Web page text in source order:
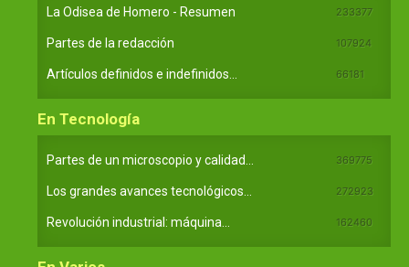
La Odisea de Homero - Resumen 233377
Partes de la redacción 107924
Artículos definidos e indefinidos... 66181
En Tecnología
Partes de un microscopio y calidad... 369775
Los grandes avances tecnológicos... 272923
Revolución industrial: máquina... 162460